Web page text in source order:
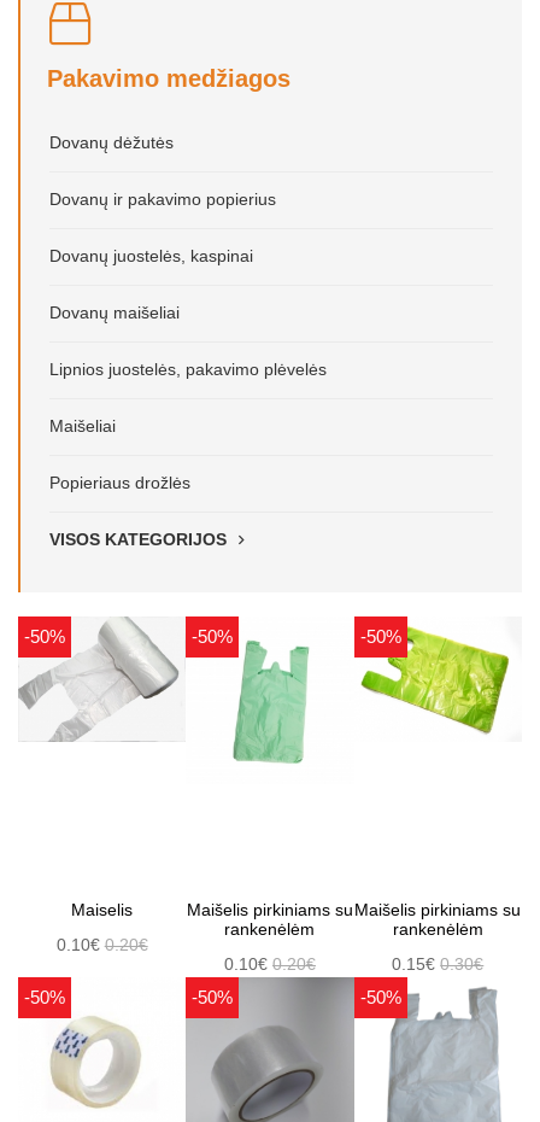
Pakavimo medžiagos
Dovanų dėžutės
Dovanų ir pakavimo popierius
Dovanų juostelės, kaspinai
Dovanų maišeliai
Lipnios juostelės, pakavimo plėvelės
Maišeliai
Popieriaus drožlės
VISOS KATEGORIJOS
-50%
Maiselis
0.10€0.20€
-50%
Maišelis pirkiniams su
rankenėlėm
0.10€ 0.20€
-50%
Maišelis pirkiniams su
rankenėlėm
0.15€0.30€
-50% -50% -50%